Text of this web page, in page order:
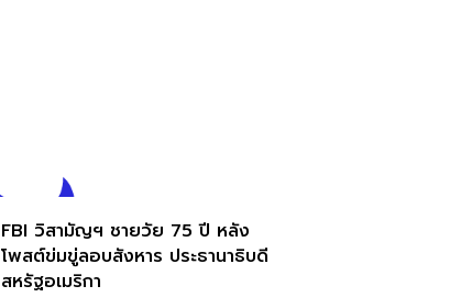
FBI วิสามัญฯ ชายวัย 75 ปี หลัง
โพสต์ข่มขู่ลอบสังหาร ประธานาธิบดี
สหรัฐอเมริกา